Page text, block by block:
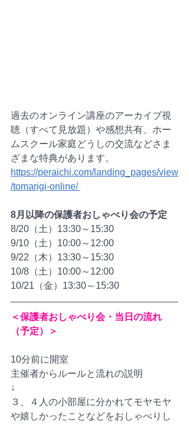
過去のオンライン講座のアーカイブ視
聴（すべて見放題）や感想共有、ホー
ムスクール家庭どうしの交流などさま
ざまな特典があります。
https://peraichi.com/landing_pages/view
/tomarigi-online/
8月以降の保護者おしゃべり会の予定
8/20（土）13:30～15:30
9/10（土）10:00～12:00
9/22（木）13:30～15:30
10/8（土）10:00～12:00
10/21（金）13:30～15:30
＜保護者おしゃべり会・当日の流れ
（予定）＞
10分前に開室
主催者からルールと流れの説明
↓
３、４人の小部屋に分かれてモヤモヤ
や嬉しかったことなどをおしゃべりし